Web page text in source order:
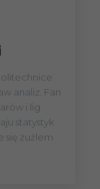
analiz. Fan
i lig
statystyk
się żużlem